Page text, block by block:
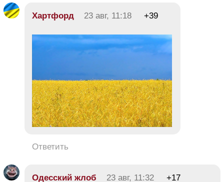
Хартфорд 23 авг, 11:18 +39
Ответить
Одесский жлоб 23 авг, 11:32 +17